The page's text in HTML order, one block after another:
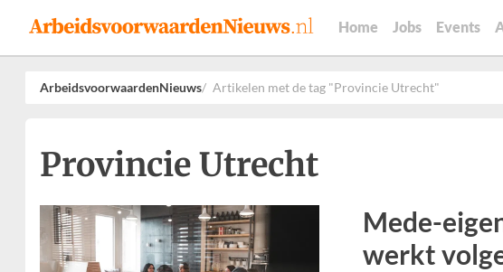
Home Jobs Events
ArbeidsvoorwaardenNieuws Artikelen met de tag "Provincie Utrecht"
Provincie Utrecht
Mede-
werkt